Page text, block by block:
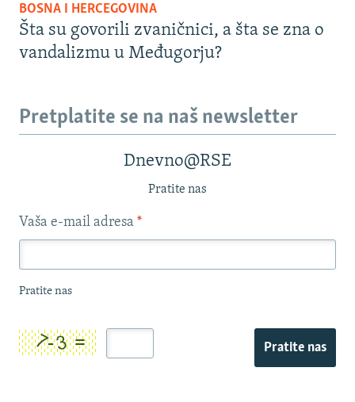
BOSNA I HERCEGOVINA
Šta su govorili zvaničnici, a šta se zna o
vandalizmu u Međugorju?
Pretplatite se na naš newsletter
Dnevno@RSE
Pratite nas
Vaša e-mail adresa *
Pratite nas
Pratite nas